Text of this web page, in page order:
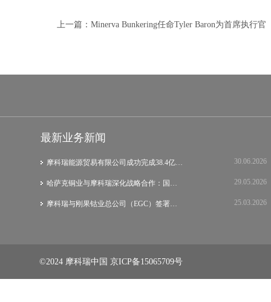
上一篇：Minerva Bunkering任命Tyler Baron为首席执行官
最新业务新闻
摩科瑞能源贸易有限公司成功完成38.4亿美元… 30.06.2026
哈萨克铜业与摩科瑞深化战略合作：国际集团… 29.05.2026
摩科瑞与刚果钴业总公司（EGC）签署战略谅… 25.03.2026
©2024 摩科瑞中国 京ICP备15065709号